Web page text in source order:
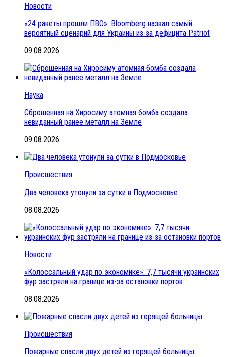
Новости
«24 ракеты прошли ПВО»: Bloomberg назвал самый
вероятный сценарий для Украины из-за дефицита Patriot
09.08.2026
Наука
Сброшенная на Хиросиму атомная бомба создала
невиданный ранее металл на Земле
09.08.2026
Происшествия
Два человека утонули за сутки в Подмосковье
08.08.2026
Новости
«Колоссальный удар по экономике»: 7,7 тысячи украинских
фур застряли на границе из-за остановки портов
08.08.2026
Происшествия
Пожарные спасли двух детей из горящей больницы